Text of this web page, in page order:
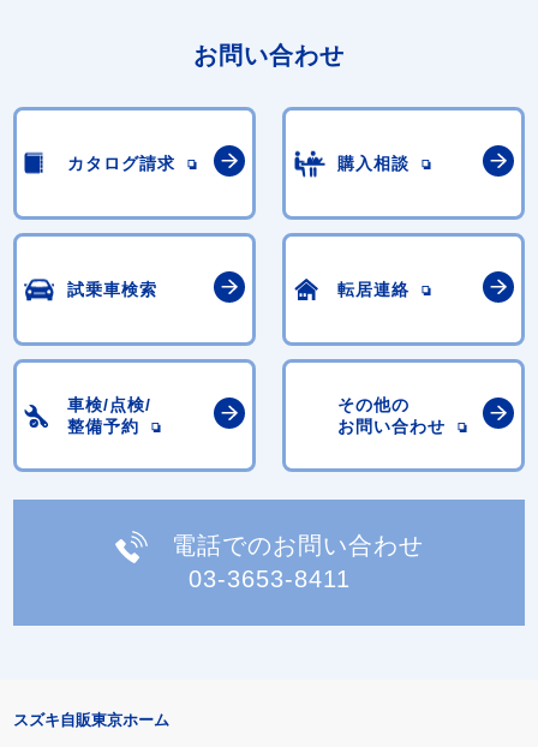
お問い合わせ
カタログ請求 購入相談
試乗車検索 転居連絡
車検/点検/
整備予約
その他の
お問い合わせ
電話でのお問い合わせ
03-3653-8411
スズキ自販東京ホーム